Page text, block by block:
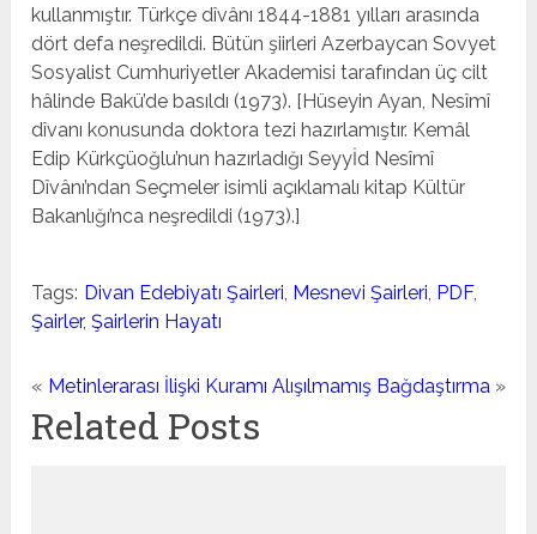
kullanmıştır. Türkçe dîvânı 1844-1881 yılları arasında
dört defa neşredildi. Bütün şiirleri Azerbaycan Sovyet
Sosyalist Cumhuriyetler Akademisi tarafından üç cilt
hâlinde Bakü’de basıldı (1973). [Hüseyin Ayan, Nesîmî
dîvanı konusun­da doktora tezi hazırlamıştır. Kemâl
Edip Kürkçüoğlu’nun hazırladığı Seyyİd Nesîmî
Dîvânı’ndan Seçmeler isimli açık­lamalı kitap Kültür
Bakanlığı’nca neşredildi (1973).]
Tags: Divan Edebiyatı Şairleri, Mesnevi Şairleri, PDF,
Şairler,Şairlerin Hayatı
« Metinlerarası İlişki Kuramı Alışılmamış Bağdaştırma»
Related Posts